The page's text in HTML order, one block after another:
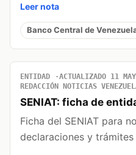
Leer nota
Banco Central de
ENTIDAD ACTUALIZADO 11
REDACCIÓN NOTICIAS
SENIAT: ficha de
Ficha del SENIAT para
declaraciones y